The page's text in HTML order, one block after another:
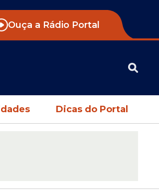
Ouça a Rádio Portal
Dicas do Portal